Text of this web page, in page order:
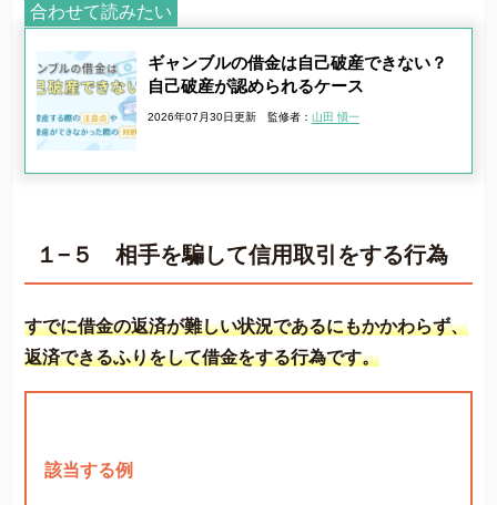
合わせて読みたい
ギャンブルの借金は自己破産できない？
自己破産が認められるケース
2026年07月30日更新 監修者： 山田 愼一
１−５ 相手を騙して信用取引をする行為
すでに借金の返済が難しい状況であるにもかかわらず、
返済できるふりをして借金をする行為です。
該当する例